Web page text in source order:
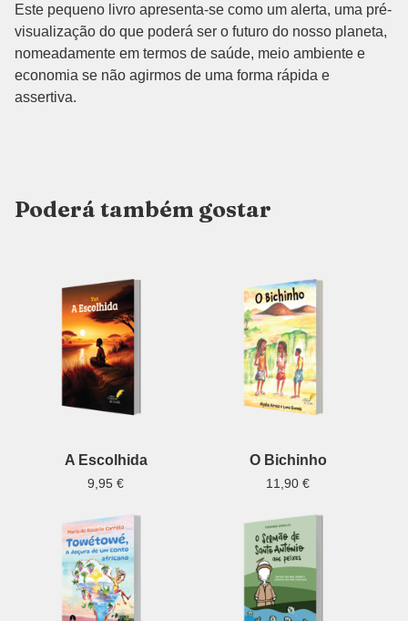
Este pequeno livro apresenta-se como um alerta, uma pré-
visualização do que poderá ser o futuro do nosso planeta,
nomeadamente em termos de saúde, meio ambiente e
economia se não agirmos de uma forma rápida e
assertiva.
Poderá também gostar
A Escolhida
9,95 €
O Bichinho
11,90 €